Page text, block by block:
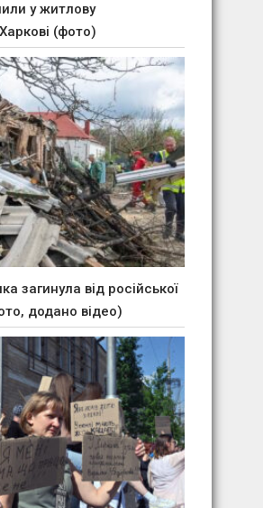
у житлову
(фото)
загинула від російської
додано відео)